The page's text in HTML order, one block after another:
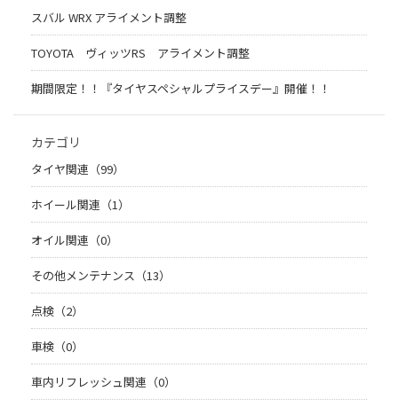
スバル WRX アライメント調整
TOYOTA ヴィッツRS アライメント調整
期間限定！！『タイヤスペシャルプライスデー』開催！！
カテゴリ
タイヤ関連（99）
ホイール関連（1）
オイル関連（0）
その他メンテナンス（13）
点検（2）
車検（0）
車内リフレッシュ関連（0）